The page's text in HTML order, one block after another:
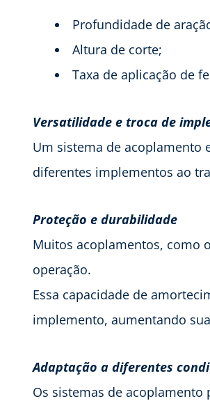
Profundidade de
Altura de corte;
Taxa de aplicação de
Versatilidade e troca de
Um sistema de acoplamento
diferentes implementos ao
Proteção e durabilidade
Muitos acoplamentos, como
operação.
Essa capacidade de
implemento, aumentando
Adaptação a diferentes
Os sistemas de